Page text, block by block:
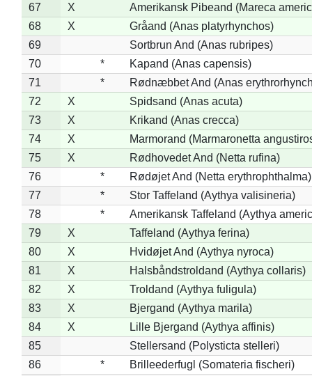
67
X
Amerikansk Pibeand (Mareca
68
X
Gråand (Anas platyrhynchos)
69
Sortbrun And (Anas rubripes)
70
*
Kapand (Anas capensis)
71
*
Rødnæbbet And (Anas
72
X
Spidsand (Anas acuta)
73
X
Krikand (Anas crecca)
74
X
Marmorand (Marmaronetta
75
X
Rødhovedet And (Netta rufina)
76
*
Rødøjet And (Netta erythrophthalma)
77
*
Stor Taffeland (Aythya valisineria)
78
*
Amerikansk Taffeland (Aythya
79
X
Taffeland (Aythya ferina)
80
X
Hvidøjet And (Aythya nyroca)
81
X
Halsbåndstroldand (Aythya collaris)
82
X
Troldand (Aythya fuligula)
83
X
Bjergand (Aythya marila)
84
X
Lille Bjergand (Aythya affinis)
85
Stellersand (Polysticta stelleri)
86
*
Brilleederfugl (Somateria fischeri)